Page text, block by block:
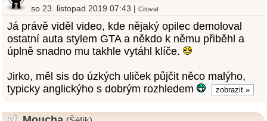
so 23. listopad 2019 07:43 |Citovat
Já právě viděl video, kde nějaký opilec demoloval
ostatní auta stylem GTA a někdo k němu přiběhl a
úplně snadno mu takhle vytáhl klíče.
Jirko, měl sis do úzkých uliček půjčit něco malýho,
typicky anglickýho s dobrým rozhledem